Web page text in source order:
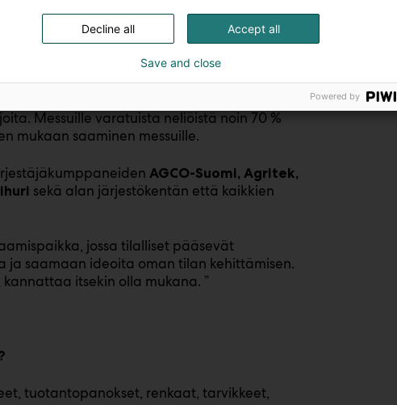
liiketoiminnan osalta: konekaupan laajan
renkaat, tarvikkeet ja
palveluntarjoajat.
löytää ideoita ja kehittää koko
Messuille varatuista neliöistä noin 70 %
mukaan saaminen messuille.
AGCO-Suomi, Agritek,
sekä alan järjestökentän että kaikkien
jossa tilalliset pääsevät
saamaan ideoita oman tilan kehittämisen.
itsekin olla mukana. ”
tuotantopanokset, renkaat, tarvikkeet,
Accept all
Decline all
Save and close
Powered by